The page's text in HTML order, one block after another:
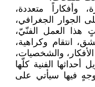
وأفكاراً متعددة،
الجوار الجغرافي،
هذا العمل الفنّيّ،
انتقام وكراهية،
الأفكار، والشخصيات،
أحداثها الفنية كلّها
فيها سيأتي على